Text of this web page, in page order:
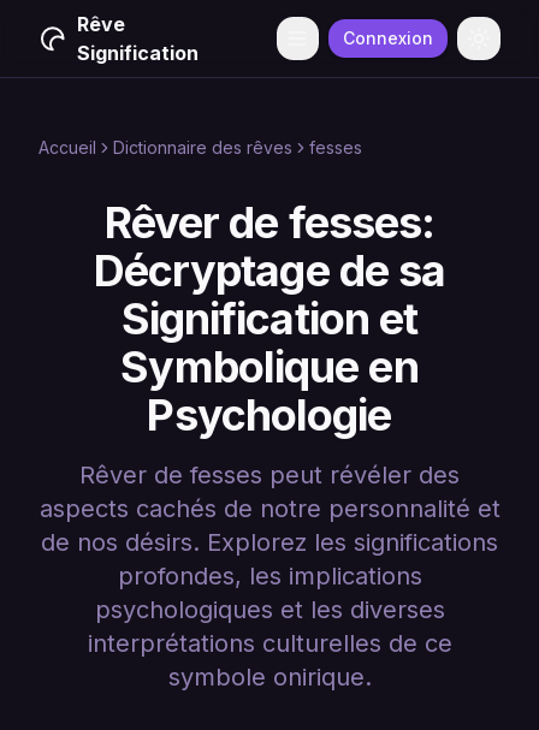
Rêve
Signification
Menu Connexion
Accueil Dictionnaire des rêves fesses
Rêver de fesses:
Décryptage de sa
Signification et
Symbolique en
Psychologie
Rêver de fesses peut révéler des
aspects cachés de notre personnalité et
de nos désirs. Explorez les significations
profondes, les implications
psychologiques et les diverses
interprétations culturelles de ce
symbole onirique.